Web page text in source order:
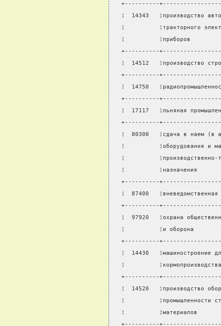
+----------
¦  14343
¦          ¦тракторного
¦          ¦приборов
+----------
¦  14512   ¦производство
+----------
¦  14750
+----------
¦  17117   ¦льняная
+----------
¦  80300   ¦сдача в
¦
¦
¦
+----------
¦  87400
+----------
¦  97920   ¦охрана
¦          ¦и оборона
+----------
¦  14430
¦
+----------
¦  14520
¦
¦
+----------